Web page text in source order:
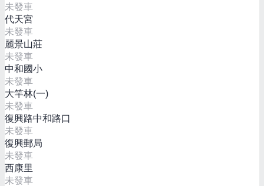
未發車
代天宮
未發車
麗景山莊
未發車
中和國小
未發車
大竿林(一)
未發車
復興路中和路口
未發車
復興郵局
未發車
西康里
未發車